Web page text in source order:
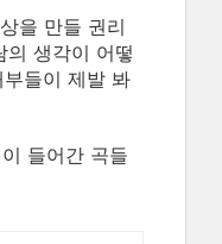
을 만들 권리
생각이 어떻
들이 제발 봐
들어간 곡들